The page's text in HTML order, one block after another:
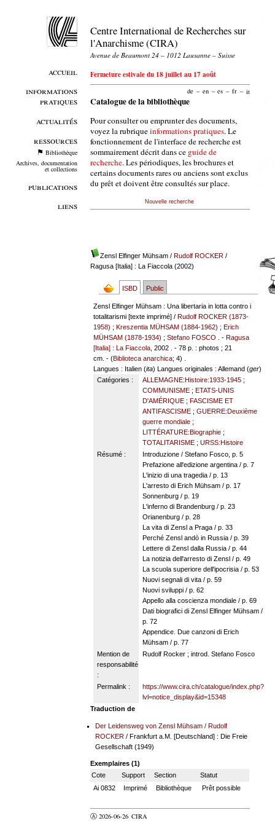
accueil
informations
pratiques
actualités
ressources
Bibliothèque
Archives, documentation
et collections
publications
liens
Centre International de Recherches sur
l'Anarchisme (CIRA)
Avenue de Beaumont 24 – 1012 Lausanne – Suisse
Fermeture estivale du 18 juillet au 17 août
de – en – es – fr – it
Catalogue de la bibliothèque
Pour consulter ou emprunter des documents,
voyez la rubriqueinformations pratiques. Le
fonctionnement de l'interface de recherche est
sommairement décrit dans ce guide de
recherche. Les périodiques, les brochures et
certains documents rares ou anciens sont exclus
du prêt et doivent être consultés sur place.
Nouvelle recherche
Zensl Elfinger Mühsam/ Rudolf ROCKER/
Ragusa [Italia] : La Fiaccola (2002)
ISBD Public
Zensl Elfinger Mühsam : Una libertaria in lotta contro i
totalitarismi [texte imprimé] /Rudolf ROCKER (1873-
1958) ;Kreszentia MÜHSAM (1884-1962) ;Erich
MÜHSAM (1878-1934) ;Stefano FOSCO . -Ragusa
[Italia] : La Fiaccola , 2002 . - 78 p. : photos ; 21
cm. - (Biblioteca anarchica; 4) .
Langues : Italien (ita)Langues originales : Allemand (ger)
Catégories :
ALLEMAGNE:Histoire:1933-1945;
COMMUNISME; ETATS-UNIS
D'AMÉRIQUE; FASCISME ET
ANTIFASCISME; GUERRE:Deuxième
guerre mondiale;
LITTÉRATURE:Biographie;
TOTALITARISME; URSS:Histoire
Résumé :
Introduzione / Stefano Fosco, p. 5
Prefazione all'edizione argentina / p. 7
L'inizio di una tragedia / p. 13
L'arresto di Erich Mühsam / p. 17
Sonnenburg / p. 19
L'inferno di Brandenburg / p. 23
Orianenburg / p. 28
La vita di Zensl a Praga / p. 33
Perché Zensl andò in Russia / p. 39
Lettere di Zensl dalla Russia / p. 44
La notizia dell'arresto di Zensl / p. 49
La scuola superiore dell'ipocrisia / p. 53
Nuovi segnali di vita / p. 59
Nuovi sviluppi / p. 62
Appello alla coscienza mondiale / p. 69
Dati biografici di Zensl Elfinger Mühsam /
p. 72
Appendice. Due canzoni di Erich
Mühsam / p. 77
Mention de
responsabilité
:
Rudolf Rocker ; introd. Stefano Fosco
Permalink :
https://www.cira.ch/catalogue/index.php?
lvl=notice_display&id=15348
Traduction de
Der Leidensweg von Zensl Mühsam /Rudolf
ROCKER / Frankfurt a.M. [Deutschland] : Die Freie
Gesellschaft (1949)
Exemplaires (1)
Cote
Support Section
Statut
Ai 0832
Imprimé Bibliothèque Prêt possible
Ⓐ 2026-06-26 CIRA